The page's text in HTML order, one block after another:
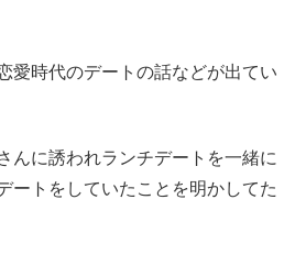
愛時代のデートの話などが出てい
んに誘われランチデートを一緒に
ートをしていたことを明かしてた